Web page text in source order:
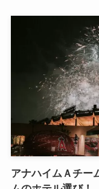
アナハイムＡチー